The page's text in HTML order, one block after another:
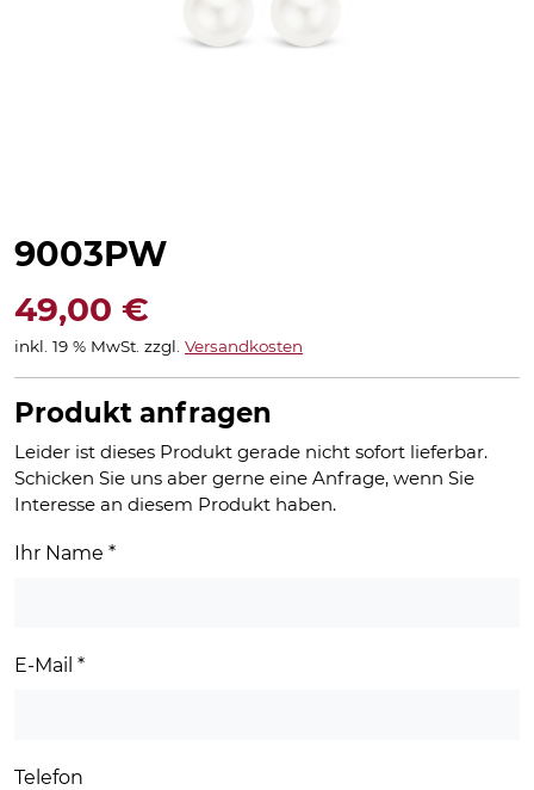
9003PW
49,00 €
inkl. 19 % MwSt. zzgl. Versandkosten
Produkt anfragen
Leider ist dieses Produkt gerade nicht sofort lieferbar.
Schicken Sie uns aber gerne eine Anfrage, wenn Sie
Interesse an diesem Produkt haben.
Ihr Name *
E-Mail *
Telefon